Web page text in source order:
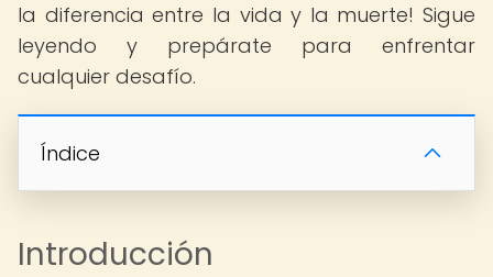
la diferencia entre la vida y la muerte! Sigue
leyendo y prepárate para enfrentar
cualquier desafío.
Índice
Introducción